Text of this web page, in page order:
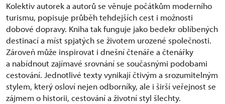
Kolektiv autorek a autorů se věnuje počátkům moderního
turismu, popisuje průběh tehdejších cest i možnosti
dobové dopravy. Kniha tak funguje jako bedekr oblíbených
destinací a míst spjatých se životem urozené společnosti.
Zároveň může inspirovat i dnešní čtenáře a čtenářky
a nabídnout zajímavé srovnání se současnými podobami
cestování. Jednotlivé texty vynikají čtivým a srozumitelným
stylem, který osloví nejen odborníky, ale i širší veřejnost se
zájmem o historii, cestování a životní styl šlechty.